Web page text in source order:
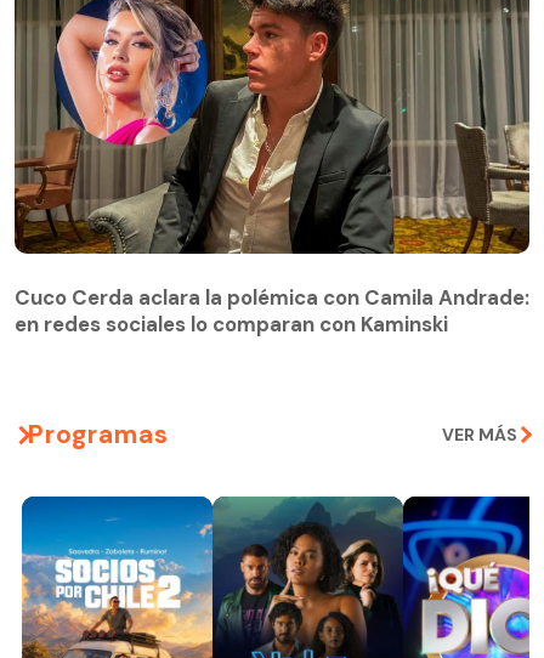
Cuco Cerda aclara la polémica con Camila Andrade:
en redes sociales lo comparan con Kaminski
Programas VER MÁS